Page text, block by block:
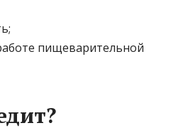
пищеварительной